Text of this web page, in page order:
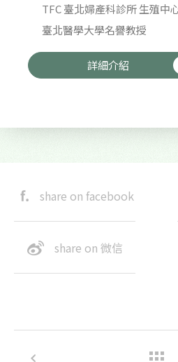
TFC 臺北婦產科診所 生殖中
臺北醫學大學名譽教授
詳細介紹
share on facebook
share on 微信